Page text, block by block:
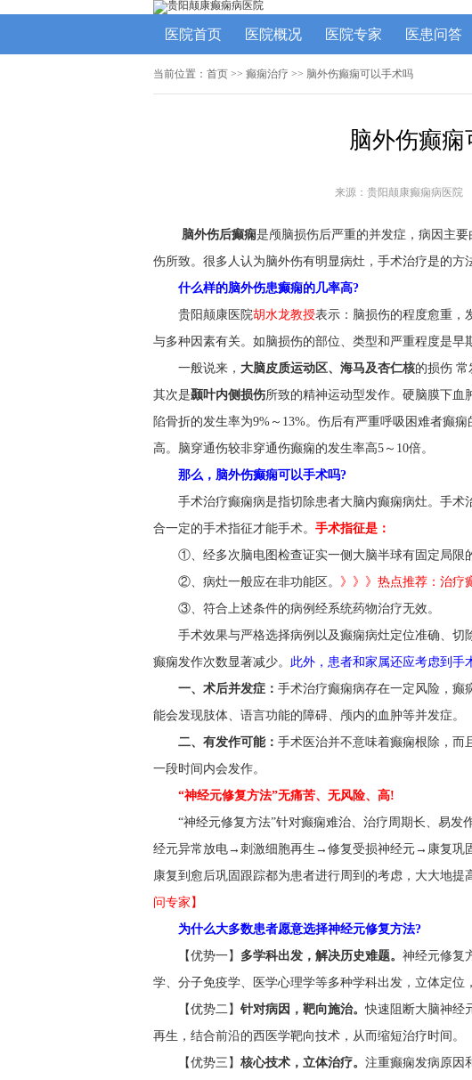
医院首页 医院概况 医院专家 医患问答
当前位置： 首页 >> 癫痫治疗 >> 脑外伤癫痫可以手术吗
脑外伤癫
来源：贵阳颠康癫痫病医院
脑外伤后癫痫是颅脑损伤后严重的并发症，病因主
伤所致。很多人认为脑外伤有明显病灶，手术治疗是的方
什么样的脑外伤患癫痫的几率高?
贵阳颠康医院胡水龙教授表示：脑损伤的程度愈重，
与多种因素有关。如脑损伤的部位、类型和严重程度是早
一般说来， 大脑皮质运动区、海马及杏仁核的损伤 常
其次是颞叶内侧损伤所致的精神运动型发作。硬脑膜下血
陷骨折的发生率为9%～13%。伤后有严重呼吸困难者癫
高。脑穿通伤较非穿通伤癫痫的发生率高5～10倍。
那么，脑外伤癫痫可以手术吗?
手术治疗癫痫病是指切除患者大脑内癫痫病灶。手
合一定的手术指征才能手术。 手术指征是：
①、经多次脑电图检查证实一侧大脑半球有固定局限
②、病灶一般应在非功能区。 》》》热点推荐：治疗
③、符合上述条件的病例经系统药物治疗无效。
手术效果与严格选择病例以及癫痫病灶定位准确、
癫痫发作次数显著减少。 此外，患者和家属还应考虑到手
一、术后并发症： 手术治疗癫痫病存在一定风险，癫
能会发现肢体、语言功能的障碍、颅内的血肿等并发症。
二、有发作可能： 手术医治并不意味着癫痫根除，而
一段时间内会发作。
“神经元修复方法”无痛苦、无风险、高!
“神经元修复方法”针对癫痫难治、治疗周期长、易
经元异常放电→刺激细胞再生→修复受损神经元→康复巩
康复到愈后巩固跟踪都为患者进行周到的考虑，大大地提
问专家】
为什么大多数患者愿意选择神经元修复方法?
【优势一】 多学科出发，解决历史难题。 神经元修复
学、分子免疫学、医学心理学等多种学科出发，立体定位
【优势二】 针对病因，靶向施治。快速阻断大脑神经
再生，结合前沿的西医学靶向技术，从而缩短治疗时间。
【优势三】 核心技术，立体治疗。 注重癫痫发病原因